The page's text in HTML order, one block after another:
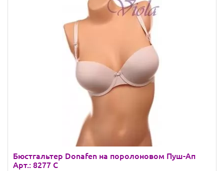
Бюстгальтер Donafen на поролоновом Пуш-Ап
Арт.: 8277 C